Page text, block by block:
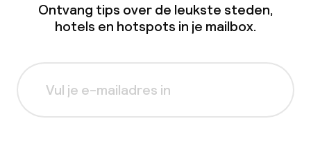
Ontvang tips over de leukste steden,
hotels en hotspots in je mailbox.